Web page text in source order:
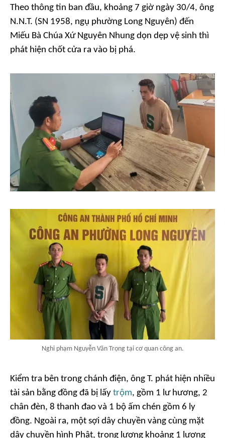
Theo thông tin ban đầu, khoảng 7 giờ ngày 30/4, ông
N.N.T. (SN 1958, ngụ phường Long Nguyên) đến
Miếu Bà Chúa Xứ Nguyên Nhung dọn dẹp vệ sinh thì
phát hiện chốt cửa ra vào bị phá.
Nghi phạm Nguyễn Văn Trọng tại cơ quan công an.
Kiểm tra bên trong chánh điện, ông T. phát hiện nhiều
tài sản bằng đồng đã bị lấy trộm, gồm 1 lư hương, 2
chân đèn, 8 thanh đao và 1 bộ ấm chén gồm 6 ly
đồng. Ngoài ra, một sợi dây chuyền vàng cùng mặt
dây chuyền hình Phật, trọng lượng khoảng 1 lượng